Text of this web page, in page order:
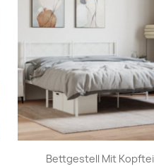
Bettgestell Mit
Vorschau